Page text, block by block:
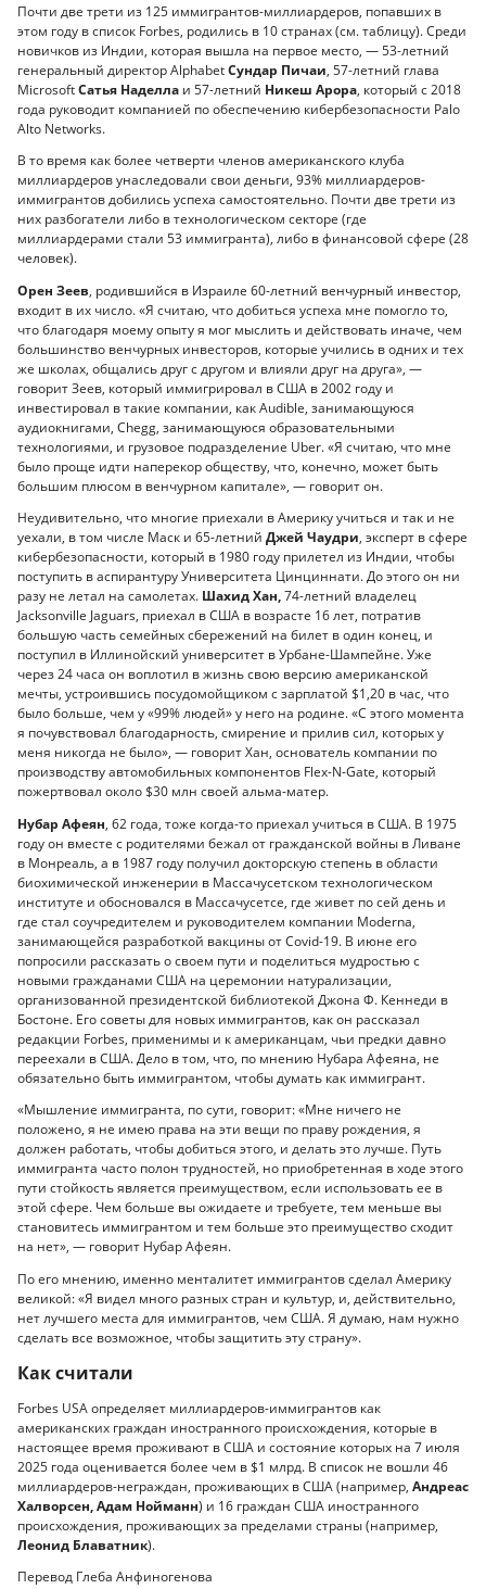
Почти две трети из 125 иммигрантов-миллиардеров, попавших в
этом году в список Forbes, родились в 10 странах (см. таблицу). Среди
новичков из Индии, которая вышла на первое место, — 53-летний
генеральный директор AlphabetСундар Пичаи, 57-летний глава
MicrosoftСатья Наделла и 57-летний Никеш Арора, который с 2018
года руководит компанией по обеспечению кибербезопасности Palo
Alto Networks.
В то время как более четверти членов американского клуба
миллиардеров унаследовали свои деньги, 93% миллиардеров-
иммигрантов добились успеха самостоятельно. Почти две трети из
них разбогатели либо в технологическом секторе (где
миллиардерами стали 53 иммигранта), либо в финансовой сфере (28
человек).
Орен Зеев, родившийся в Израиле 60-летний венчурный инвестор,
входит в их число. «Я считаю, что добиться успеха мне помогло то,
что благодаря моему опыту я мог мыслить и действовать иначе, чем
большинство венчурных инвесторов, которые учились в одних и тех
же школах, общались друг с другом и влияли друг на друга», —
говорит Зеев, который иммигрировал в США в 2002 году и
инвестировал в такие компании, как Audible, занимающуюся
аудиокнигами, Chegg, занимающуюся образовательными
технологиями, и грузовое подразделение Uber. «Я считаю, что мне
было проще идти наперекор обществу, что, конечно, может быть
большим плюсом в венчурном капитале», — говорит он.
Неудивительно, что многие приехали в Америку учиться и так и не
уехали, в том числе Маск и 65-летний Джей Чаудри, эксперт в сфере
кибербезопасности, который в 1980 году прилетел из Индии, чтобы
поступить в аспирантуру Университета Цинциннати. До этого он ни
разу не летал на самолетах. Шахид Хан,74-летний владелец
Jacksonville Jaguars, приехал в США в возрасте 16 лет, потратив
большую часть семейных сбережений на билет в один конец, и
поступил в Иллинойский университет в Урбане-Шампейне. Уже
через 24 часа он воплотил в жизнь свою версию американской
мечты, устроившись посудомойщиком с зарплатой $1,20 в час, что
было больше, чем у «99% людей» у него на родине. «С этого момента
я почувствовал благодарность, смирение и прилив сил, которых у
меня никогда не было», — говорит Хан, основатель компании по
производству автомобильных компонентов Flex-N-Gate, который
пожертвовал около $30 млн своей альма-матер.
Нубар Афеян, 62 года, тоже когда-то приехал учиться в США. В 1975
году он вместе с родителями бежал от гражданской войны в Ливане
в Монреаль, а в 1987 году получил докторскую степень в области
биохимической инженерии в Массачусетском технологическом
институте и обосновался в Массачусетсе, где живет по сей день и
где стал соучредителем и руководителем компании Moderna,
занимающейся разработкой вакцины от Covid-19. В июне его
попросили рассказать о своем пути и поделиться мудростью с
новыми гражданами США на церемонии натурализации,
организованной президентской библиотекой Джона Ф. Кеннеди в
Бостоне. Его советы для новых иммигрантов, как он рассказал
редакции Forbes, применимы и к американцам, чьи предки давно
переехали в США. Дело в том, что, по мнению Нубара Афеяна, не
обязательно быть иммигрантом, чтобы думать как иммигрант.
«Мышление иммигранта, по сути, говорит: «Мне ничего не
положено, я не имею права на эти вещи по праву рождения, я
должен работать, чтобы добиться этого, и делать это лучше. Путь
иммигранта часто полон трудностей, но приобретенная в ходе этого
пути стойкость является преимуществом, если использовать ее в
этой сфере. Чем больше вы ожидаете и требуете, тем меньше вы
становитесь иммигрантом и тем больше это преимущество сходит
на нет», — говорит Нубар Афеян.
По его мнению, именно менталитет иммигрантов сделал Америку
великой: «Я видел много разных стран и культур, и, действительно,
нет лучшего места для иммигрантов, чем США. Я думаю, нам нужно
сделать все возможное, чтобы защитить эту страну».
Как считали
Forbes USA определяет миллиардеров-иммигрантов как
американских граждан иностранного происхождения, которые в
настоящее время проживают в США и состояние которых на 7 июля
2025 года оценивается более чем в $1 млрд. В список не вошли 46
миллиардеров-неграждан, проживающих в США (например, Андреас
Халворсен, Адам Нойманн) и 16 граждан США иностранного
происхождения, проживающих за пределами страны (например,
Леонид Блаватник).
Перевод Глеба Анфиногенова